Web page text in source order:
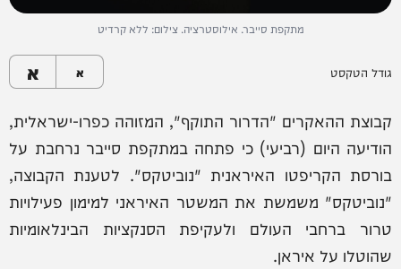
מתקפת סייבר. אילוסטרציה. צילום: ללא קרדיט
גודל הטקסט א א
קבוצת ההאקרים "הדרור התוקף", המזוהה כפרו-ישראלית,
הודיעה היום (רביעי) כי פתחה במתקפת סייבר נרחבת על
בורסת הקריפטו האיראנית "נוביטקס". לטענת הקבוצה,
"נוביטקס" משמשת את המשטר האיראני למימון פעילויות
טרור ברחבי העולם ולעקיפת הסנקציות הבינלאומיות
שהוטלו על איראן.